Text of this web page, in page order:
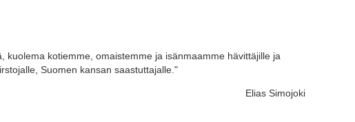
kuolema kotiemme, omaistemme ja isänmaamme hävittäjille ja
Suomen kansan saastuttajalle."
Elias Simojoki